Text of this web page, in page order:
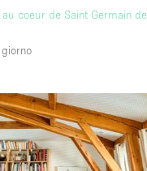
coeur de Saint Germain
giorno